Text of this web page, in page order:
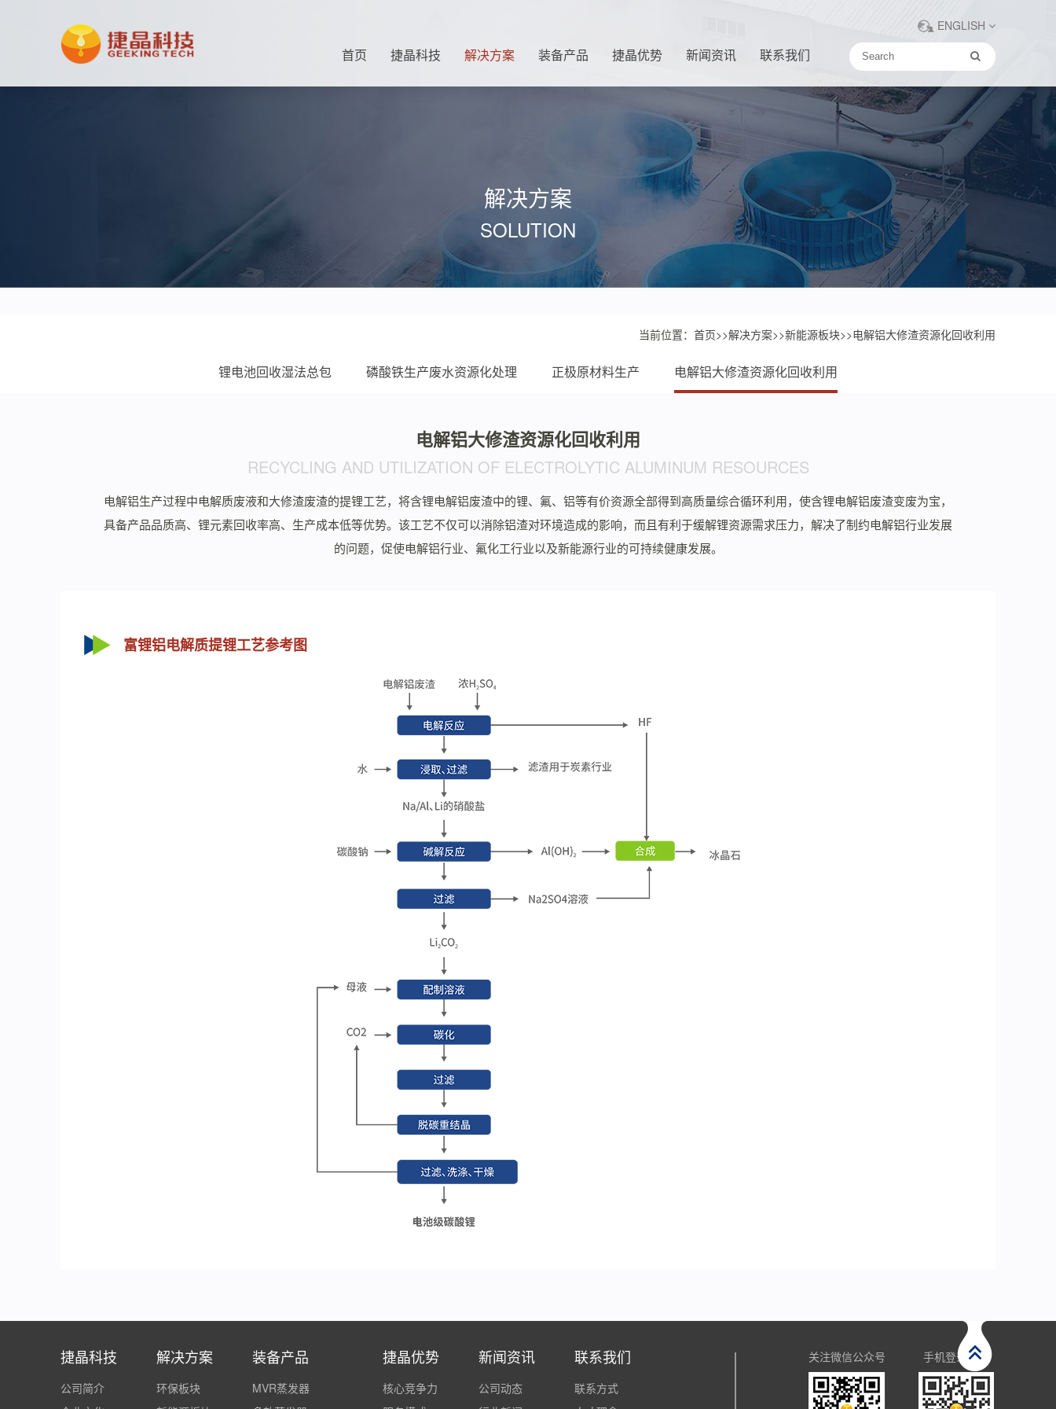
首页 捷晶科技 解决方案 装备产品 捷晶优势 新闻资讯 联系我们
ENGLISH
解决方案
SOLUTION
当前位置： 首页>>解决方案>>新能源板块>>电解铝大修渣资源化回收利用
锂电池回收湿法总包 磷酸铁生产废水资源化处理 正极原材料生产 电解铝大修渣资源化回收利用
电解铝大修渣资源化回收利用
RECYCLING AND UTILIZATION OF ELECTROLYTIC ALUMINUM RESOURCES
电解铝生产过程中电解质废液和大修渣废渣的提锂工艺，将含锂电解铝废渣中的锂、氟、铝等有价资源全部得到高质量综合循环利用，使含锂电解铝废渣变废为宝，
具备产品品质高、锂元素回收率高、生产成本低等优势。该工艺不仅可以消除铝渣对环境造成的影响，而且有利于缓解锂资源需求压力，解决了制约电解铝行业发展
的问题，促使电解铝行业、氟化工行业以及新能源行业的可持续健康发展。
富锂铝电解质提锂工艺参考图
捷晶科技
公司简介
解决方案
环保板块
装备产品
MVR蒸发器
捷晶优势
核心竞争力
新闻资讯
公司动态
联系我们
联系方式
关注微信公众号 手机登录官网